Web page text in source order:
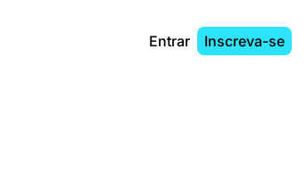
Entrar Inscreva-se